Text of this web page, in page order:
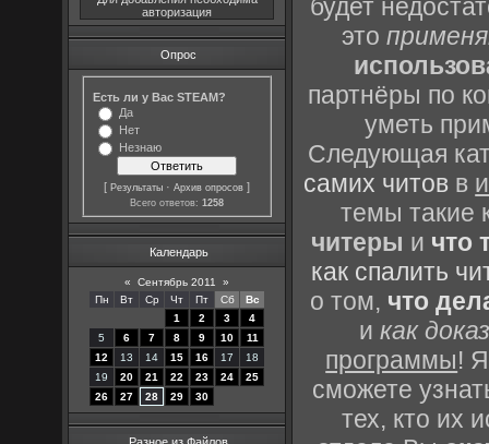
авторизация
Опрос
Есть ли у Вас STEAM?
Да
Нет
Незнаю
[Результаты ·Архив опросов ]
Всего ответов:1258
Календарь
« Сентябрь 2011
»
Пн
Вт Ср Чт Пт Сб
Вс
1
2 3
4
5
6 7 8 9 10
11
12
13 14 15 16 17
18
19
20 21 22 23 24
25
26
27 28 29 30
будет
это
партнёры по
уметь
Следующая
самих читов в
темы такие
читеры и что
как спалить
о том, что
икак
программы!
сможете
тех, кто их